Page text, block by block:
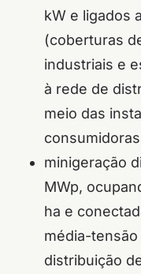
kW e ligados
(coberturas
industriais e
à rede de
meio das
minigeração
MWp,
ha e
média-
distribuição